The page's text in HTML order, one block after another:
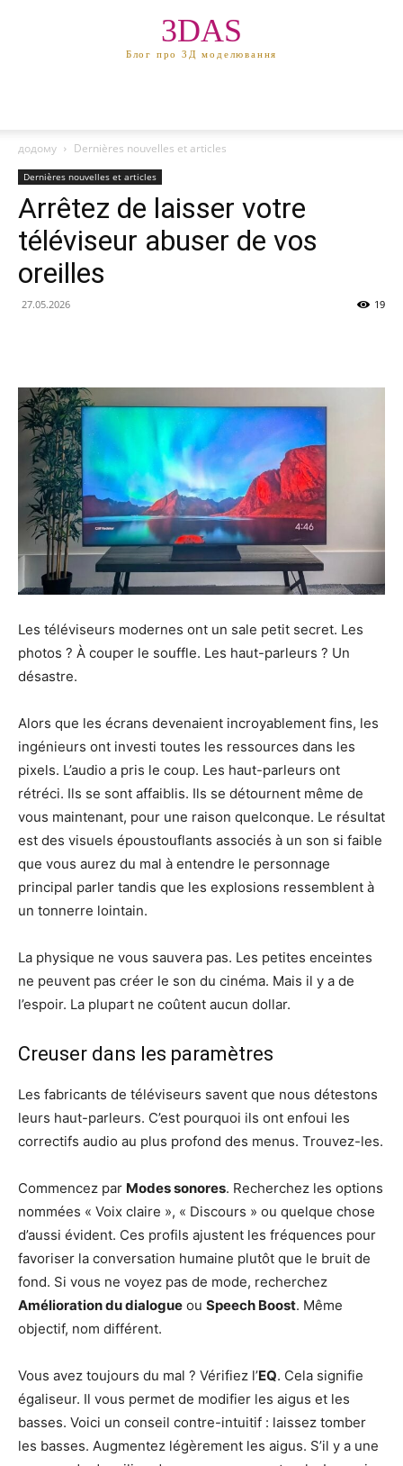
3DAS
Блог про 3Д моделювання
додому Dernières nouvelles et articles
Dernières nouvelles et articles
Arrêtez de laisser votre
téléviseur abuser de vos
oreilles
27.05.2026 19
Les téléviseurs modernes ont un sale petit secret. Les
photos ? À couper le souffle. Les haut-parleurs ? Un
désastre.
Alors que les écrans devenaient incroyablement fins, les
ingénieurs ont investi toutes les ressources dans les
pixels. L’audio a pris le coup. Les haut-parleurs ont
rétréci. Ils se sont affaiblis. Ils se détournent même de
vous maintenant, pour une raison quelconque. Le résultat
est des visuels époustouflants associés à un son si faible
que vous aurez du mal à entendre le personnage
principal parler tandis que les explosions ressemblent à
un tonnerre lointain.
La physique ne vous sauvera pas. Les petites enceintes
ne peuvent pas créer le son du cinéma. Mais il y a de
l’espoir. La plupart ne coûtent aucun dollar.
Creuser dans les paramètres
Les fabricants de téléviseurs savent que nous détestons
leurs haut-parleurs. C’est pourquoi ils ont enfoui les
correctifs audio au plus profond des menus. Trouvez-les.
Commencez par Modes sonores. Recherchez les options
nommées « Voix claire », « Discours » ou quelque chose
d’aussi évident. Ces profils ajustent les fréquences pour
favoriser la conversation humaine plutôt que le bruit de
fond. Si vous ne voyez pas de mode, recherchez
Amélioration du dialogue ou Speech Boost. Même
objectif, nom différent.
Vous avez toujours du mal ? Vérifiez l’EQ. Cela signifie
égaliseur. Il vous permet de modifier les aigus et les
basses. Voici un conseil contre-intuitif : laissez tomber
les basses. Augmentez légèrement les aigus. S’il y a une